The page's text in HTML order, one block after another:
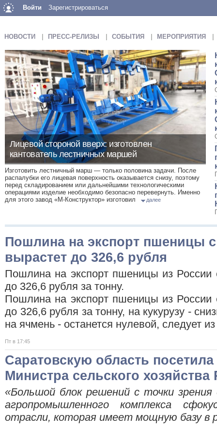
Войти Зарегистрироваться
НОВОСТИ ПРЕСС-РЕЛИЗЫ СОБЫТИЯ МЕРОПРИЯТИЯ
Лицевой стороной вверх: изготовлен
кантователь лестничных маршей
Изготовить лестничный марш — только половина задачи. После
распалубки его лицевая поверхность оказывается снизу, поэтому
перед складированием или дальнейшими технологическими
операциями изделие необходимо безопасно перевернуть. Именно
для этого завод «М-Конструктор» изготовил
далее
Пошлина на экспорт пшеницы с
вырастет до 326,6 рубля
Пошлина на экспорт пшеницы из России
до 326,6 рубля за тонну.
Пошлина на экспорт пшеницы из России
до 326,6 рубля за тонну, на кукурузу -
на ячмень - останется нулевой, следует
Пт в 17:45
Саратовскую область посетила
Министра сельского
«Большой блок решений с точки зрения
агропромышленного комплекса
отрасли, которая имеет мощную базу